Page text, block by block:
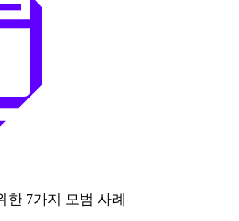
한 7가지 모범 사례